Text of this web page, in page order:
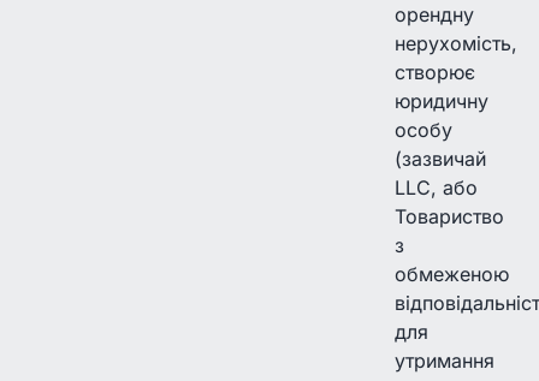
орендну
нерухомість,
створює
юридичну
особу
(зазвичай
LLC, або
Товариство
з
обмеженою
для
утримання